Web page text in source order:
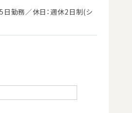
日勤務／休日：週休2日制(シ